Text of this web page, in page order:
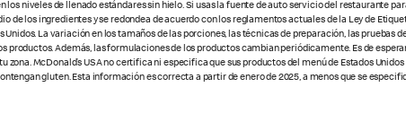
niveles de llenado estándares sin hielo. Si usas la fuente de auto servicio del restaurante
los ingredientes y se redondea de acuerdo con los reglamentos actuales de la Ley de
La variación en los tamaños de las porciones, las técnicas de preparación, las pruebas
Además, las formulaciones de los productos cambian periódicamente. Es de
McDonald’s USA no certifica ni especifica que sus productos del menú de Estados
gluten. Esta información es correcta a partir de enero de 2025, a menos que se